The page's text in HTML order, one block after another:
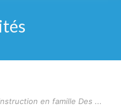
en famille Des ...